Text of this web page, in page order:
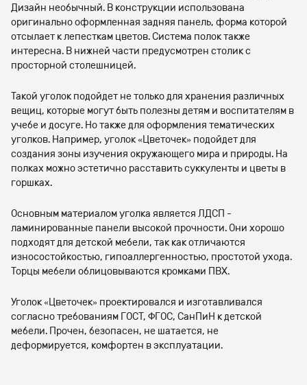
Дизайн необычный. В конструкции использована
оригинально оформленная задняя панель, форма которой
отсылает к лепесткам цветов. Система полок также
интересна. В нижней части предусмотрен столик с
просторной столешницей.
Такой уголок подойдет не только для хранения различных
вещиц, которые могут быть полезны детям и воспитателям в
учебе и досуге. Но также для оформления тематических
уголков. Например, уголок «Цветочек» подойдет для
создания зоны изучения окружающего мира и природы. На
полках можно эстетично расставить суккуленты и цветы в
горшках.
Основным материалом уголка является ЛДСП -
ламинированные панели высокой прочности. Они хорошо
подходят для детской мебели, так как отличаются
износостойкостью, гипоаллергенностью, простотой ухода.
Торцы мебели облицовываются кромками ПВХ.
Уголок «Цветочек» проектировался и изготавливался
согласно требованиям ГОСТ, ФГОС, СанПиН к детской
мебели. Прочен, безопасен, не шатается, не
деформируется, комфортен в эксплуатации.